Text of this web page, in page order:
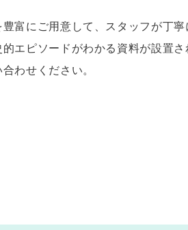
富にご用意して、スタッフが丁
エピソードがわかる資料が設置
わせください。